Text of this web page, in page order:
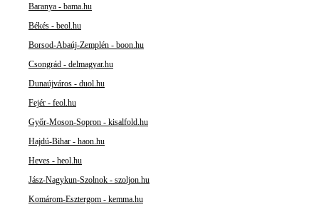
Baranya - bama.hu
Békés - beol.hu
Borsod-Abaúj-Zemplén - boon.hu
Csongrád - delmagyar.hu
Dunaújváros - duol.hu
Fejér - feol.hu
Győr-Moson-Sopron - kisalfold.hu
Hajdú-Bihar - haon.hu
Heves - heol.hu
Jász-Nagykun-Szolnok - szoljon.hu
Komárom-Esztergom - kemma.hu